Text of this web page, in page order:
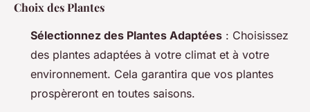
Choix des Plantes
Sélectionnez des Plantes Adaptées : Choisissez
des plantes adaptées à votre climat et à votre
environnement. Cela garantira que vos plantes
prospèreront en toutes saisons.